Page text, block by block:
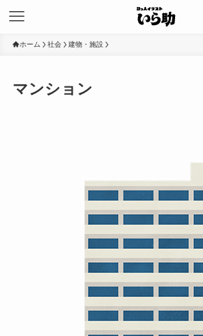
ホーム 社会 建物・施設
マンション